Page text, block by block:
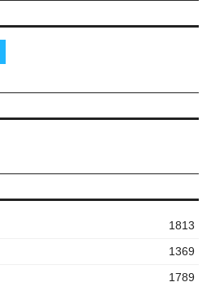
1813
1369
1789